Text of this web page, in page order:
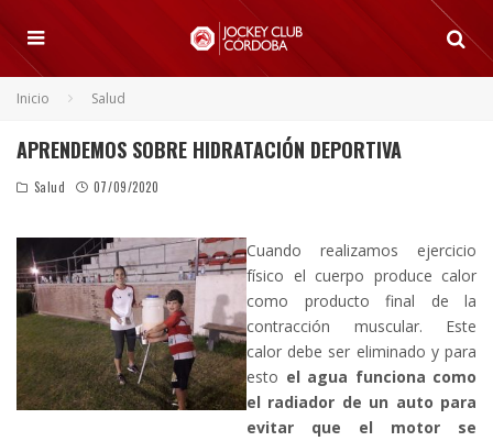
Inicio Salud
APRENDEMOS SOBRE HIDRATACIÓN DEPORTIVA
Salud 07/09/2020
Cuando realizamos ejercicio
físico el cuerpo produce calor
como producto final de la
contracción muscular. Este
calor debe ser eliminado y para
esto el agua funciona como
el radiador de un auto para
evitar que el motor se